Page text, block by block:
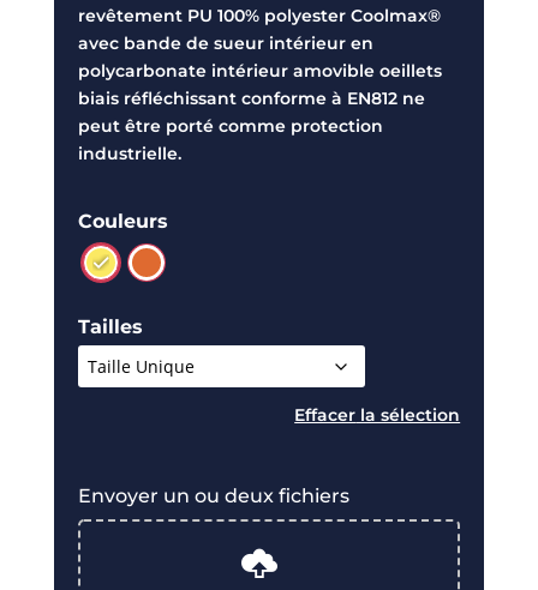
revêtement PU 100% polyester Coolmax®
avec bande de sueur intérieur en
polycarbonate intérieur amovible oeillets
biais réfléchissant conforme à EN812 ne
peut être porté comme protection
industrielle.
Couleurs
Tailles
Effacer
Envoyer un ou deux fichiers